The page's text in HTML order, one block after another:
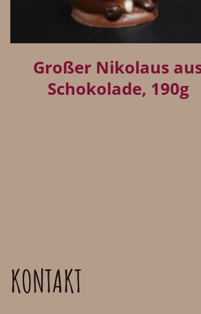
Großer Nikolaus
Schokolade, 190g
KONTAKT